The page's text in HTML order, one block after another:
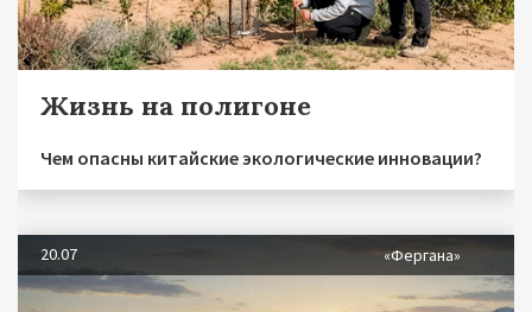
Жизнь на полигоне
Чем опасны китайские экологические инновации?
20.07 «Фергана»